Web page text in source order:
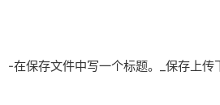
-在保存文件中写一个标题。_保存上传